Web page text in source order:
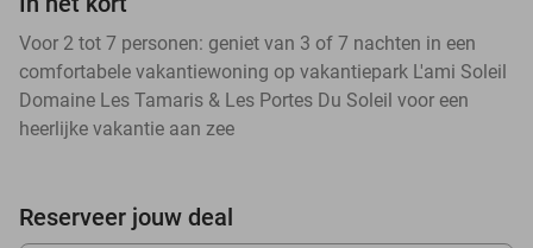
Voor 2 tot 7 personen: geniet van 3 of 7 nachten in een
comfortabele vakantiewoning op vakantiepark L'ami Soleil
Domaine Les Tamaris & Les Portes Du Soleil voor een
heerlijke vakantie aan zee
Reserveer jouw deal